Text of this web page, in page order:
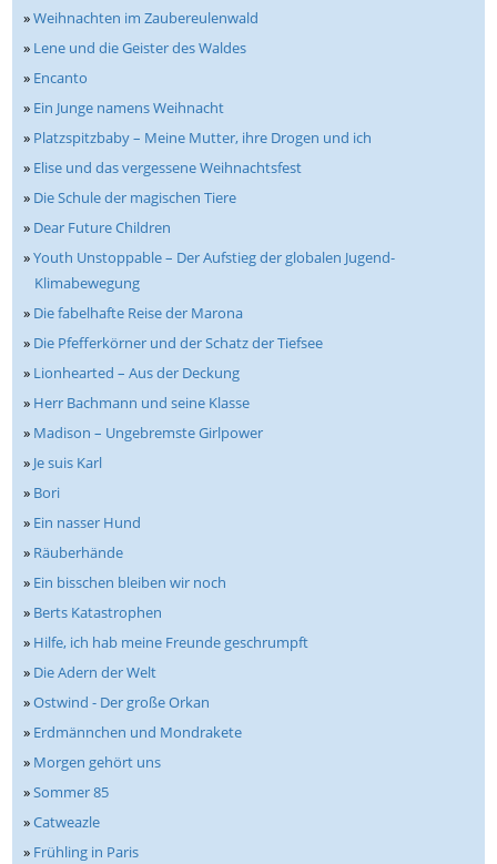
»Weihnachten im Zaubereulenwald
» Lene und die Geister des Waldes
» Encanto
» Ein Junge namens Weihnacht
» Platzspitzbaby – Meine Mutter, ihre Drogen und ich
» Elise und das vergessene Weihnachtsfest
» Die Schule der magischen Tiere
» Dear Future Children
»Youth Unstoppable – Der Aufstieg der globalen Jugend-
Klimabewegung
» Die fabelhafte Reise der Marona
» Die Pfefferkörner und der Schatz der Tiefsee
» Lionhearted – Aus der Deckung
» Herr Bachmann und seine Klasse
» Madison – Ungebremste Girlpower
» Je suis Karl
» Bori
» Ein nasser Hund
» Räuberhände
» Ein bisschen bleiben wir noch
» Berts Katastrophen
» Hilfe, ich hab meine Freunde geschrumpft
» Die Adern der Welt
»Ostwind - Der große Orkan
» Erdmännchen und Mondrakete
» Morgen gehört uns
»Sommer 85
»Catweazle
» Frühling in Paris